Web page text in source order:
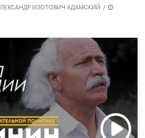
ИЗОТОВИЧ АДАМСКИЙ /